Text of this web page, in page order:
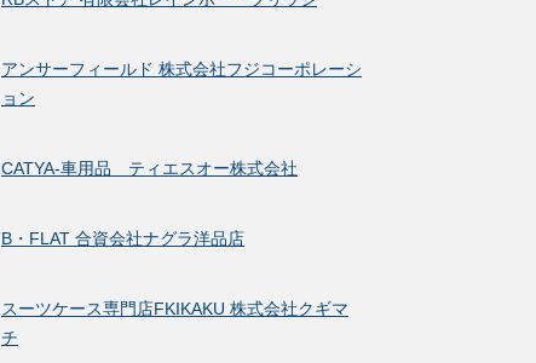
アンサーフィールド 株式会社フジコーポレーシ
ョン
CATYA-車用品 ティエスオー株式会社
B・FLAT 合資会社ナグラ洋品店
スーツケース専門店FKIKAKU 株式会社クギマ
チ